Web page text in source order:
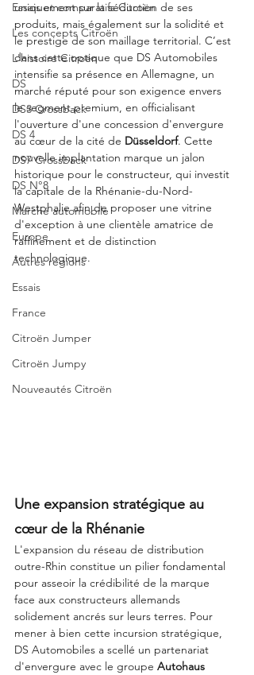
Essais et comparatifs Citroën
Les concepts Citroën
L'histoire Citroën
DS
DS3 Crossback
DS 4
DS7 Crossback
DS N°8
Marché automobile
Europe
Autres régions
Essais
France
Citroën Jumper
Citroën Jumpy
Nouveautés Citroën
uniquement sur la séduction de ses
produits, mais également sur la solidité et
le prestige de son maillage territorial. C’est
dans cette optique que DS Automobiles
intensifie sa présence en Allemagne, un
marché réputé pour son exigence envers
le segment premium, en officialisant
l'ouverture d'une concession d'envergure
au cœur de la cité de Düsseldorf. Cette
nouvelle implantation marque un jalon
historique pour le constructeur, qui investit
la capitale de la Rhénanie-du-Nord-
Westphalie afin de proposer une vitrine
d'exception à une clientèle amatrice de
raffinement et de distinction
technologique.
Une expansion stratégique au
cœur de la Rhénanie
L'expansion du réseau de distribution
outre-Rhin constitue un pilier fondamental
pour asseoir la crédibilité de la marque
face aux constructeurs allemands
solidement ancrés sur leurs terres. Pour
mener à bien cette incursion stratégique,
DS Automobiles a scellé un partenariat
d'envergure avec le groupe Autohaus